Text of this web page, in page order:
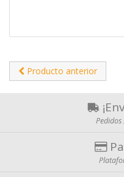
Producto anterior